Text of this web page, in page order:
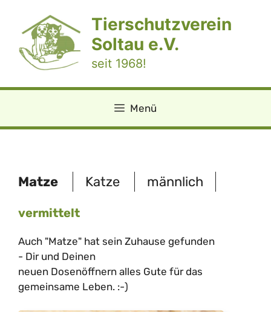
springen
Tierschutzverein
Soltau e.V.
seit 1968!
Menü
Matze Katze männlich
vermittelt
Auch "Matze" hat sein Zuhause gefunden
- Dir und Deinen
neuen Dosenöffnern alles Gute für das
gemeinsame Leben. :-)